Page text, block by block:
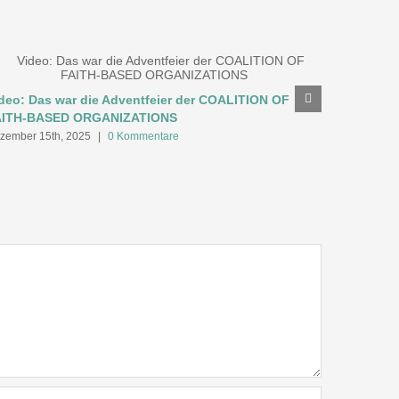
Das war die Adventfeier der COALITION OF
BASED ORGANIZATIONS
15th, 2025 | 0 Kommentare